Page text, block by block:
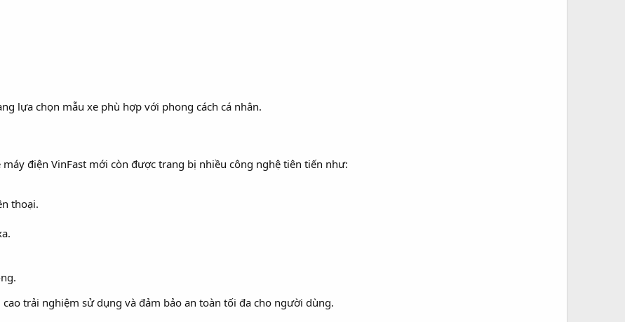
lựa chọn mẫu xe phù hợp với phong cách cá nhân.
điện VinFast mới còn được trang bị nhiều công nghệ tiên tiến như:
thoại.
trải nghiệm sử dụng và đảm bảo an toàn tối đa cho người dùng.